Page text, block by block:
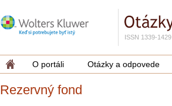
ISSN 1339-1429
O portáli Otázky a odpovede
Rezervný fond